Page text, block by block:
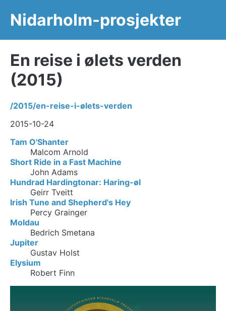
Nidarholm-prosjekter
En reise i ølets verden
(2015)
/2015/en-reise-i-ølets-verden
2015-10-24
Tam O'Shanter
Malcom Arnold
Short Ride in a Fast Machine
John Adams
Hundrad Hardingtonar: Haring-øl
Geirr Tveitt
Irish Tune and Shepherd's Hey
Percy Grainger
Moldau
Bedrich Smetana
Jupiter
Gustav Holst
Elysium
Robert Finn